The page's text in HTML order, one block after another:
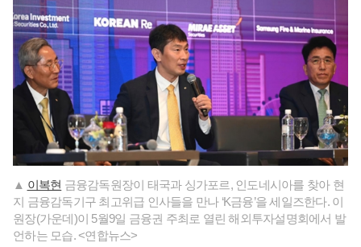
▲ 이복현 금융감독원장이 태국과 싱가포르, 인도네시아를 찾아 현
지 금융감독기구 최고위급 인사들을 만나 ‘K금융’을 세일즈한다. 이
원장(가운데)이 5월9일 금융권 주최로 열린 해외투자설명회에서 발
언하는 모습. <연합뉴스>